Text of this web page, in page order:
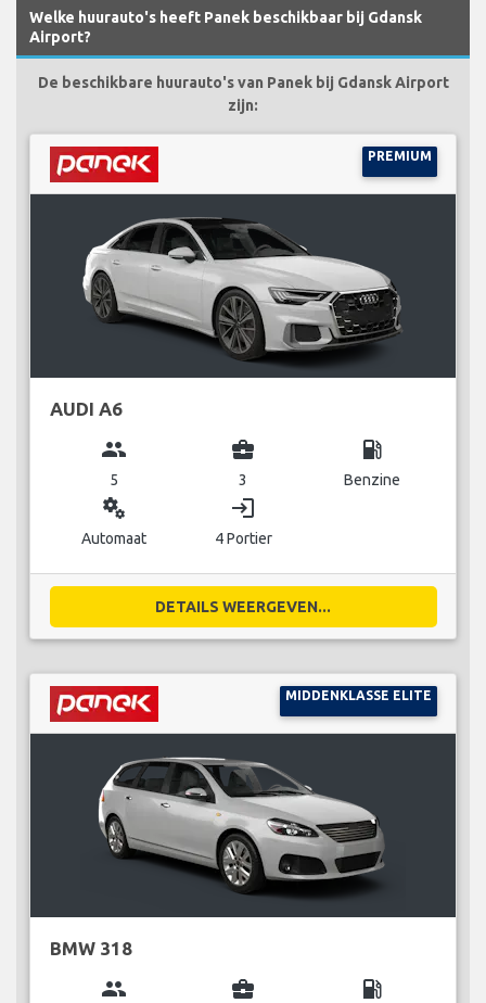
Welke huurauto's heeft Panek beschikbaar bij Gdansk
Airport?
De beschikbare huurauto's van Panek bij Gdansk Airport
zijn:
PREMIUM
AUDI A6
group
5
business_center
3
local_gas_station
Benzine
miscellaneous_services
Automaat
login
4 Portier
DETAILS WEERGEVEN...
MIDDENKLASSE ELITE
BMW 318
group business_center local_gas_station